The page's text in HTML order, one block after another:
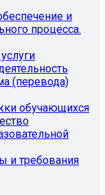
и
процесса.
(перевода)
обучающихся
и требования